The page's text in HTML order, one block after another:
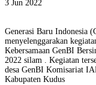
3 Jun 2022
Generasi Baru Indonesia
menyelenggarakan
Kebersamaan GenBI
2022 silam . Kegiatan
desa GenBI Komisariat
Kabupaten Kudus